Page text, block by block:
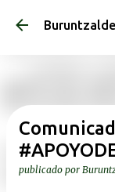
publicado por